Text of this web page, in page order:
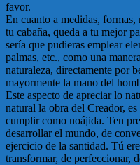
favor.
En cuanto a medidas,
tu cabaña, queda a tu mejor
sería que pudieras emplear
palmas, etc., como una
naturaleza, directamente por
mayormente la mano del
Este aspecto de apreciar lo
natural la obra del Creador,
cumplir como noájida. Ten
desarrollar el mundo, de
ejercicio de la santidad. Tú
transformar, de perfeccionar,